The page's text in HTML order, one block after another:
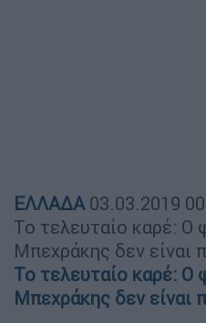
ΕΛΛΑΔΑ 03.03.2019
Το τελευταίο καρέ: Ο
Μπεχράκης δεν είναι
Το τελευταίο καρέ: Ο
Μπεχράκης δεν είναι